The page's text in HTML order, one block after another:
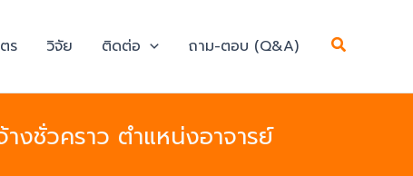
ร วิจัย ติดต่อ ถาม-ตอบ (Q&A) Search
งชั่วคราว ตำแหน่งอาจารย์